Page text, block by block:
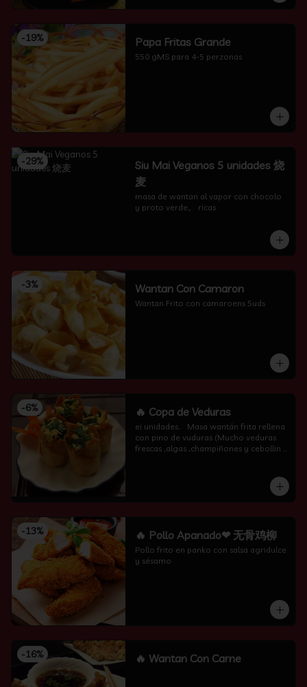
-19% Papa Fritas Grande
550 gMS para 4-5 perzonas
-29%
Siu Mai Veganos 5 unidades 烧
麦
masa de wantan al vapor con chocolo
y proto verde。 ricas
-3% Wantan Con Camaron
Wantan Frito con camaroens 5uds
-6% 🔥 Copa de Veduras
ei unidades..   Masa wantán frita rellena
con pino de vuduras (Mucho veduras
frescas ,algas ,champiñones y cebollin
-13% 🔥 Pollo Apanado❤ 无骨鸡柳
Pollo frito en panko con salsa agridulce
y sésamo
-16% 🔥 Wantan Con Carne